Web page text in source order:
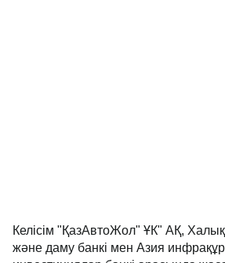
Келісім "ҚазАвтоЖол" ҰК" АҚ,
және даму банкі мен Азия